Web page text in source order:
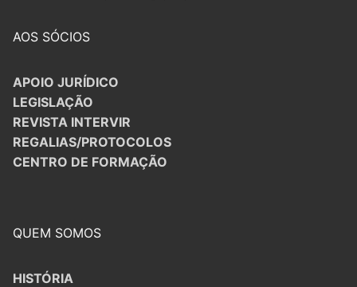
AOS SÓCIOS
APOIO JURÍDICO
LEGISLAÇÃO
REVISTA INTERVIR
REGALIAS/PROTOCOLOS
CENTRO DE FORMAÇÃO
QUEM SOMOS
HISTÓRIA